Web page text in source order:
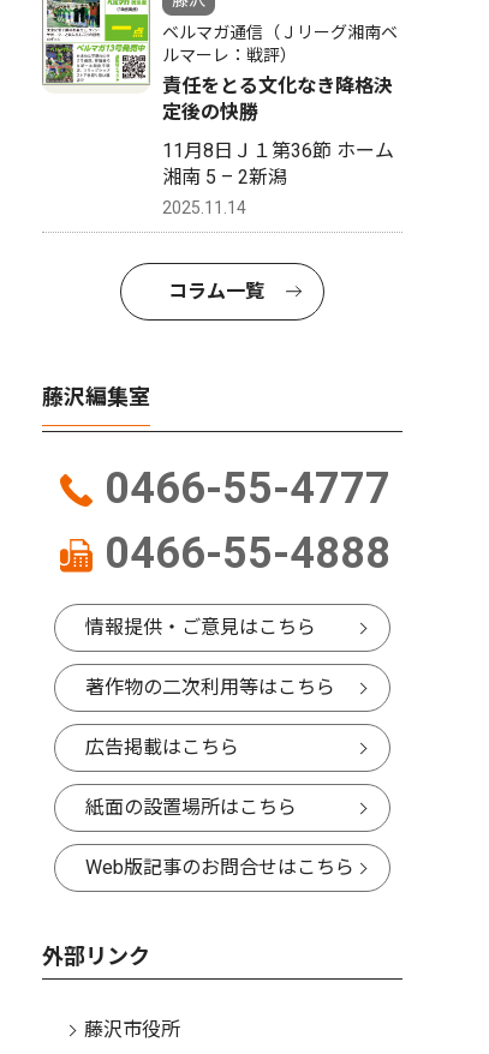
4
文化
発酵食品と盆踊り ８月５日
ベルマガ通信（Ｊリーグ湘南ベ
ルマーレ：戦評）
責任をとる文化なき降格決
定後の快勝
11月8日Ｊ１第36節 ホーム
湘南 5 – 2新潟
2025.11.14
コラム一覧
藤沢編集室
0466-55-4777
0466-55-4888
情報提供・ご意見はこちら
著作物の二次利用等はこちら
広告掲載はこちら
紙面の設置場所はこちら
Web版記事のお問合せはこちら
外部リンク
藤沢市役所